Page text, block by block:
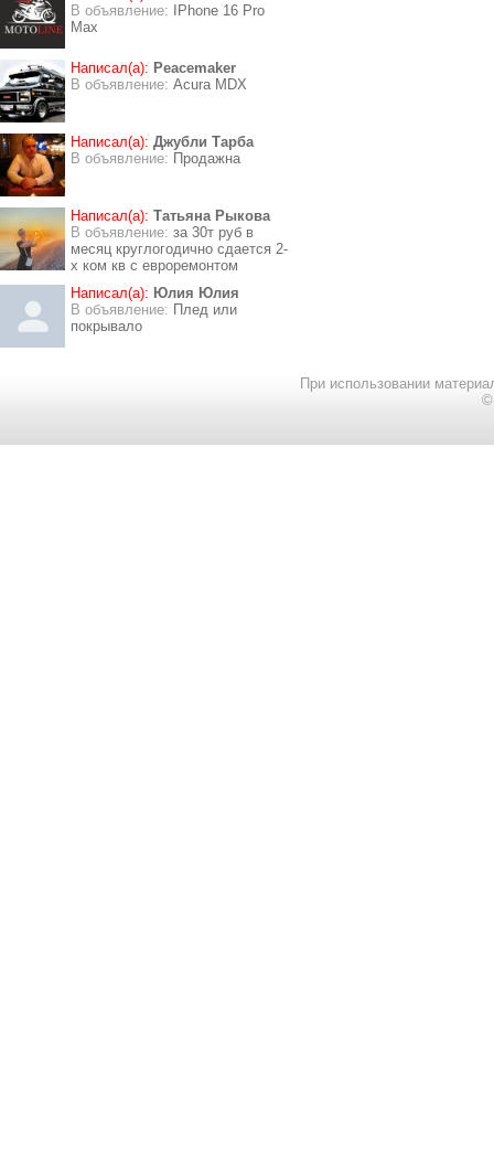
В объявление:
IPhone 16 Pro
Max
Написал(а): Peacemaker
В объявление: Acura MDX
Написал(а): Джубли Тарба
В объявление: Продажна
Написал(а): Татьяна Рыкова
В объявление: за 30т руб в
месяц круглогодично сдается 2-
х ком кв с евроремонтом
Написал(а): Юлия Юлия
В объявление: Плед или
покрывало
При использовании